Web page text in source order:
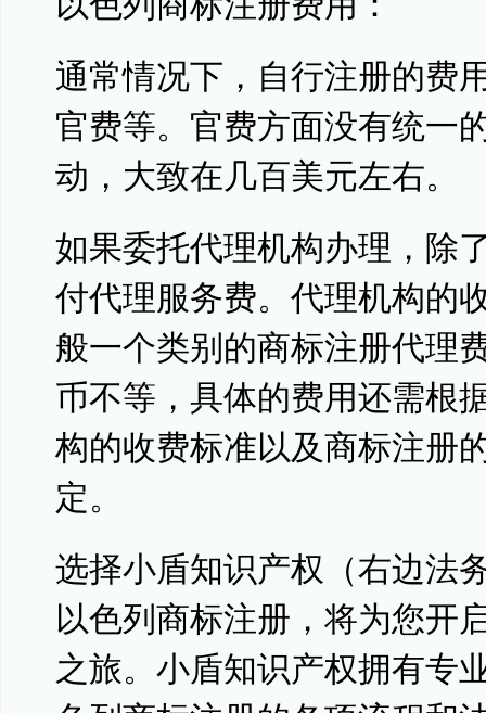
通常情况下，自行注册的费
官费等。官费方面没有统一
动，大致在几百美元左右。
如果委托代理机构办理，除
付代理服务费。代理机构的
般一个类别的商标注册代理
币不等，具体的费用还需根
构的收费标准以及商标注册
定。
选择小盾知识产权（右边法
以色列商标注册，将为您开
之旅。小盾知识产权拥有专